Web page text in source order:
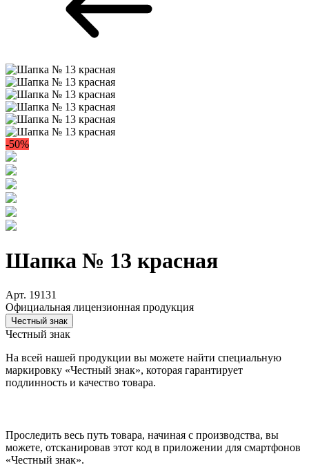
-50%
Шапка № 13 красная
Арт. 19131
Официальная лицензионная продукция
Честный знак
Честный знак
На всей нашей продукции вы можете найти специальную
маркировку «Честный знак», которая гарантирует
подлинность и качество товара.
Проследить весь путь товара, начиная с производства, вы
можете, отсканировав этот код в приложении для смартфонов
«Честный знак».